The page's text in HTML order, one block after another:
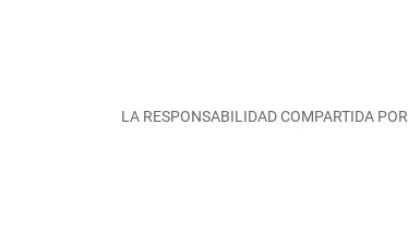
LA RESPONSABILIDAD COMPARTIDA